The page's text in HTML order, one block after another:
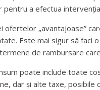
pentru a efectua
ofertelor „avantajoase”
Este mai sigur să faci
de rambursare
poate include toate
dar și alte taxe, posibile